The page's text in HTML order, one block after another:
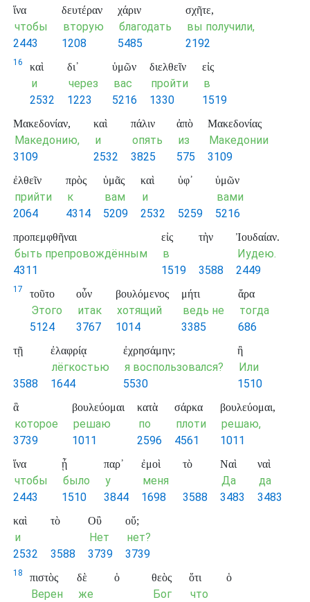
ἵνα
чтобы
2443
δευτέραν
вторую
1208
χάριν
благодать
5485
σχῆτε,
вы получили,
2192
16 καὶ
и
2532
δι᾽
через
1223
ὑμῶν
вас
5216
διελθεῖν
пройти
1330
εἰς
в
1519
Μακεδονίαν,
Македонию,
3109
καὶ
и
2532
πάλιν
опять
3825
ἀπὸ
из
575
Μακεδονίας
Македонии
3109
ἐλθεῖν
прийти
2064
πρὸς
к
4314
ὑμᾶς
вам
5209
καὶ
и
2532
ὑφ᾽
5259
ὑμῶν
вами
5216
προπεμφθῆναι
быть препровождённым
4311
εἰς
в
1519
τὴν
3588
Ἰουδαίαν.
Иудею.
2449
17 τοῦτο
Этого
5124
οὖν
итак
3767
βουλόμενος
хотящий
1014
μήτι
ведь не
3385
ἄρα
тогда
686
τῇ
3588
ἐλαφρίᾳ
лёгкостью
1644
ἐχρησάμην;
я воспользовался?
5530
ἢ
Или
1510
ἃ
которое
3739
βουλεύομαι
решаю
1011
κατὰ
по
2596
σάρκα
плоти
4561
βουλεύομαι,
решаю,
1011
ἵνα
чтобы
2443
ᾖ
было
1510
παρ᾽
у
3844
ἐμοὶ
меня
1698
τὸ
3588
Ναὶ
Да
3483
ναὶ
да
3483
καὶ
и
2532
τὸ
3588
Οὒ
Нет
3739
οὔ;
нет?
3739
18 πιστὸς
Верен
δὲ
же
ὁ θεὸς
Бог
ὅτι
что
ὁ